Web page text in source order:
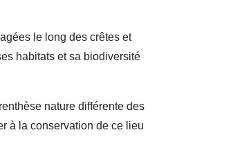
le long des crêtes et
habitats et sa biodiversité
nature différente des
à la conservation de ce lieu